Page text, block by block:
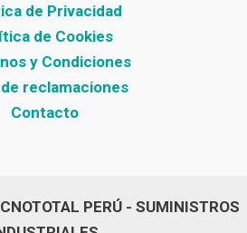
de Privacidad
de Cookies
y Condiciones
reclamaciones
Contacto
PERÚ - SUMINISTROS